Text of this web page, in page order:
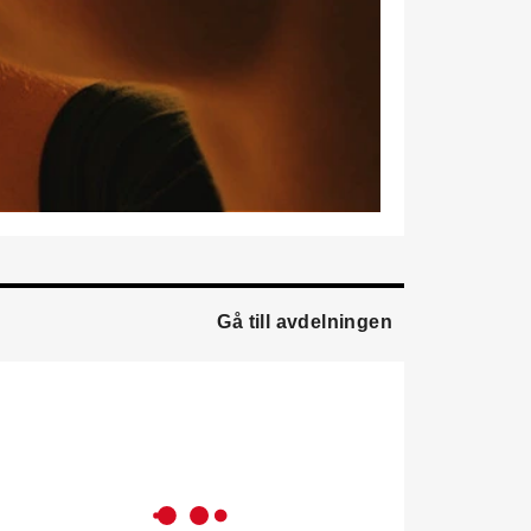
vvs-ingenjör på WSP i
Karlskrona. Han kommer
från EMG
Energimontagegruppen där
han var regionchef
Blekinge/Småland/Öst.
Uppsala där han tidigareGå till avdelningen